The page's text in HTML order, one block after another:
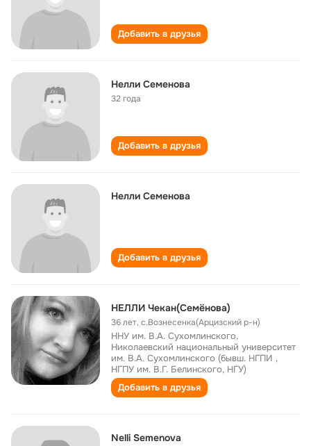
Добавить в друзья
Нелли Семенова
32 года
Добавить в друзья
Нелли Семенова
Добавить в друзья
НЕЛЛИ Чекан(Семёнова)
36 лет,с.Вознесенка(Арцизский р-н)
ННУ им. В.А. Сухомлинского,
Николаевский национальный университет
им. В.А. Сухомлинского (бывш. НГПИ ,
НГПУ им. В.Г. Белинского, НГУ)
Добавить в друзья
Nelli Semenova